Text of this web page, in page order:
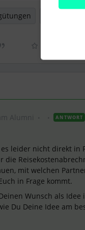
ANTWORT
leider nicht direkt in
die
mit welchen
in Frage kommt.
Wunsch als Idee
Du Deine Idee am